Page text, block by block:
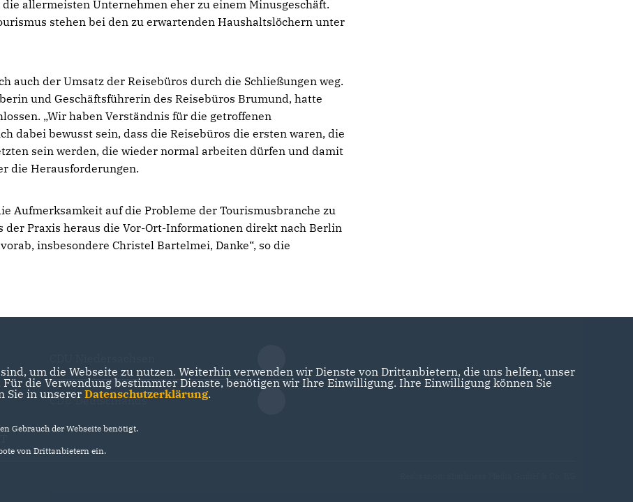
allermeisten Unternehmen eher zu einem Minusgeschäft.
stehen bei den zu erwartenden Haushaltslöchern unter
auch der Umsatz der Reisebüros durch die Schließungen weg.
und Geschäftsführerin des Reisebüros Brumund, hatte
„Wir haben Verständnis für die getroffenen
dabei bewusst sein, dass die Reisebüros die ersten waren, die
sein werden, die wieder normal arbeiten dürfen und damit
die Herausforderungen.
Aufmerksamkeit auf die Probleme der Tourismusbranche zu
der Praxis heraus die Vor-Ort-Informationen direkt nach Berlin
insbesondere Christel Bartelmei, Danke“, so die
CDU Deutschlands
um die Webseite zu nutzen. Weiterhin verwenden wir Dienste von Drittanbietern, die uns helfen, unser
die Verwendung bestimmter Dienste, benötigen wir Ihre Einwilligung. Ihre Einwilligung können Sie
Sie in unserer Datenschutzerklärung.
Gebrauch der Webseite benötigt.
von Drittanbietern ein.